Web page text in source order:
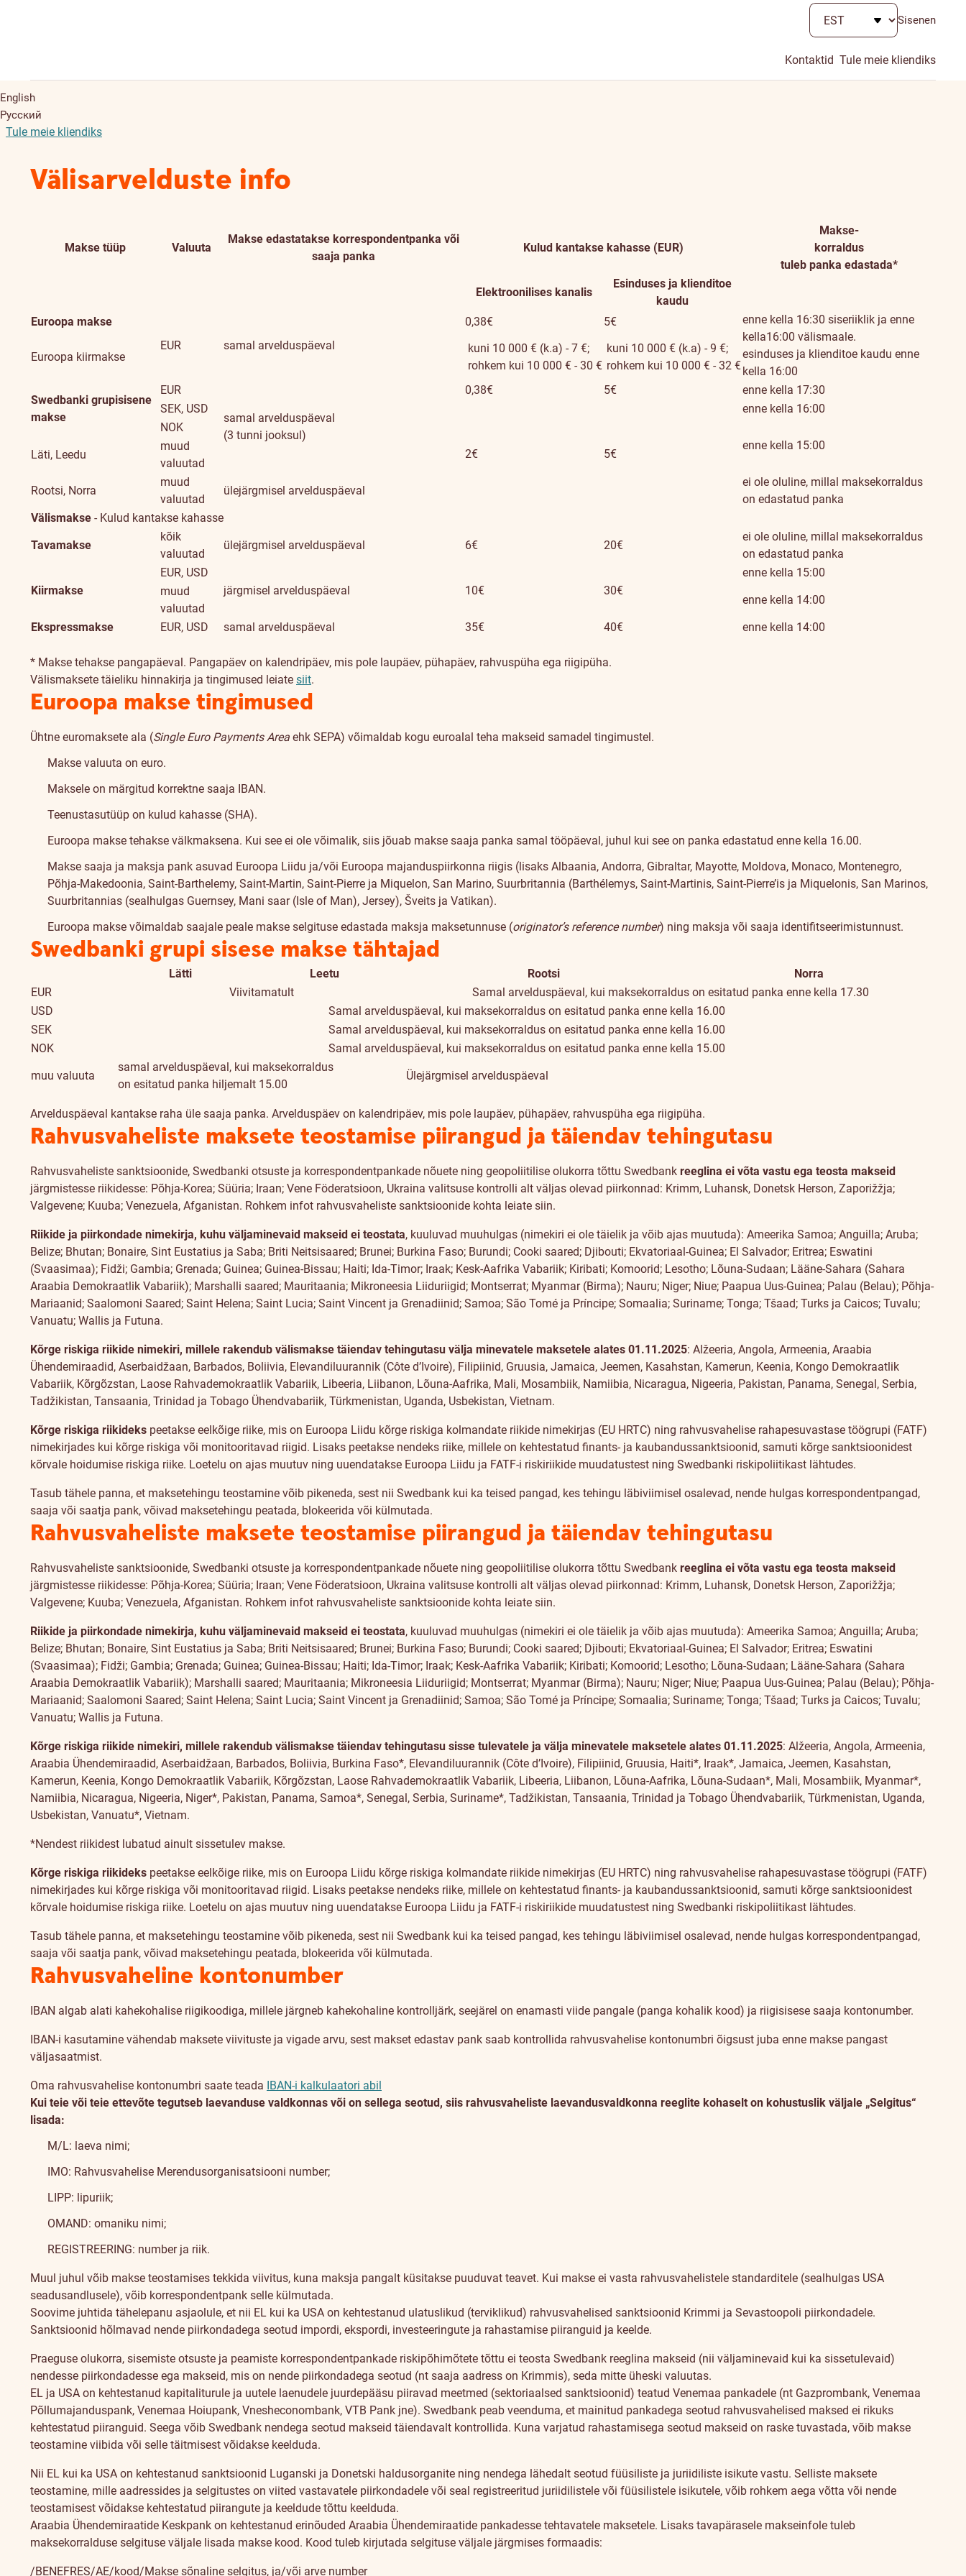
Sisenen
Kontaktid Tule meie kliendiks
English
Русский
Tule meie kliendiks
Välisarvelduste info
Makse tüüp Valuuta
Makse edastatakse korrespondentpanka või
saaja panka
Kulud kantakse kahasse (EUR)
Makse-
korraldus
tuleb panka edastada*
Elektroonilises kanalis
Esinduses ja klienditoe
kaudu
Euroopa makse
EUR
samal arvelduspäeval
0,38€ 5€
enne kella 16:30 siseriiklik ja enne
kella16:00 välismaale.
esinduses ja klienditoe kaudu enne
kella 16:00
Euroopa kiirmakse
kuni 10 000 € (k.a) - 7 €;
rohkem kui 10 000 € - 30 €
kuni 10 000 € (k.a) - 9 €;
rohkem kui 10 000 € - 32 €
Swedbanki grupisisene
makse
EUR
samal arvelduspäeval
(3 tunni jooksul)
0,38€ 5€
enne kella 17:30
SEK, USD
2€ 5€
enne kella 16:00
NOK
enne kella 15:00
Läti, Leedu
muud
valuutad
Rootsi, Norra
muud
valuutad
ülejärgmisel arvelduspäeval
ei ole oluline, millal maksekorraldus
on edastatud panka
Välismakse - Kulud kantakse kahasse
Tavamakse
kõik
valuutad
ülejärgmisel arvelduspäeval 6€ 20€
ei ole oluline, millal maksekorraldus
on edastatud panka
Kiirmakse
EUR, USD
järgmisel arvelduspäeval
10€ 30€
enne kella 15:00
muud
valuutad
enne kella 14:00
Ekspressmakse
EUR, USD samal arvelduspäeval 35€ 40€ enne kella 14:00
* Makse tehakse pangapäeval. Pangapäev on kalendripäev, mis pole laupäev, pühapäev, rahvuspüha ega riigipüha.
Välismaksete täieliku hinnakirja ja tingimused leiate siit.
Euroopa makse tingimused
Ühtne euromaksete ala (Single Euro Payments Area ehk SEPA) võimaldab kogu euroalal teha makseid samadel tingimustel.
Makse valuuta on euro.
Maksele on märgitud korrektne saaja IBAN.
Teenustasutüüp on kulud kahasse (SHA).
Euroopa makse tehakse välkmaksena. Kui see ei ole võimalik, siis jõuab makse saaja panka samal tööpäeval, juhul kui see on panka edastatud enne kella 16.00.
Makse saaja ja maksja pank asuvad Euroopa Liidu ja/või Euroopa majanduspiirkonna riigis (lisaks Albaania, Andorra, Gibraltar, Mayotte, Moldova, Monaco, Montenegro,
Põhja-Makedoonia, Saint-Barthelemy, Saint-Martin, Saint-Pierre ja Miquelon, San Marino, Suurbritannia (Barthélemys, Saint-Martinis, Saint-Pierre’is ja Miquelonis, San Marinos,
Suurbritannias (sealhulgas Guernsey, Mani saar (Isle of Man), Jersey), Šveits ja Vatikan).
Euroopa makse võimaldab saajale peale makse selgituse edastada maksja maksetunnuse (originator’s reference number) ning maksja või saaja identifitseerimistunnust.
Swedbanki grupi sisese makse tähtajad
Lätti Leetu Rootsi
Norra
EUR
Viivitamatult
Samal arvelduspäeval, kui maksekorraldus on esitatud panka enne kella 17.30
USD
Samal arvelduspäeval, kui maksekorraldus on esitatud panka enne kella 16.00
SEK
Samal arvelduspäeval, kui maksekorraldus on esitatud panka enne kella 16.00
NOK
Samal arvelduspäeval, kui maksekorraldus on esitatud panka enne kella 15.00
muu valuuta
samal arvelduspäeval, kui maksekorraldus
on esitatud panka hiljemalt 15.00
Ülejärgmisel arvelduspäeval
Arvelduspäeval kantakse raha üle saaja panka. Arvelduspäev on kalendripäev, mis pole laupäev, pühapäev, rahvuspüha ega riigipüha.
Rahvusvaheliste maksete teostamise piirangud ja täiendav tehingutasu
Rahvusvaheliste sanktsioonide, Swedbanki otsuste ja korrespondentpankade nõuete ning geopoliitilise olukorra tõttu Swedbank reeglina ei võta vastu ega teosta makseid
järgmistesse riikidesse: Põhja-Korea; Süüria; Iraan; Vene Föderatsioon, Ukraina valitsuse kontrolli alt väljas olevad piirkonnad: Krimm, Luhansk, Donetsk Herson, Zaporižžja;
Valgevene; Kuuba; Venezuela, Afganistan. Rohkem infot rahvusvaheliste sanktsioonide kohta leiate siin.
Riikide ja piirkondade nimekirja, kuhu väljaminevaid makseid ei teostata, kuuluvad muuhulgas (nimekiri ei ole täielik ja võib ajas muutuda): Ameerika Samoa; Anguilla; Aruba;
Belize; Bhutan; Bonaire, Sint Eustatius ja Saba; Briti Neitsisaared; Brunei; Burkina Faso; Burundi; Cooki saared; Djibouti; Ekvatoriaal-Guinea; El Salvador; Eritrea; Eswatini
(Svaasimaa); Fidži; Gambia; Grenada; Guinea; Guinea-Bissau; Haiti; Ida-Timor; Iraak; Kesk-Aafrika Vabariik; Kiribati; Komoorid; Lesotho; Lõuna-Sudaan; Lääne-Sahara (Sahara
Araabia Demokraatlik Vabariik); Marshalli saared; Mauritaania; Mikroneesia Liiduriigid; Montserrat; Myanmar (Birma); Nauru; Niger; Niue; Paapua Uus-Guinea; Palau (Belau); Põhja-
Mariaanid; Saalomoni Saared; Saint Helena; Saint Lucia; Saint Vincent ja Grenadiinid; Samoa; São Tomé ja Príncipe; Somaalia; Suriname; Tonga; Tšaad; Turks ja Caicos; Tuvalu;
Vanuatu; Wallis ja Futuna.
Kõrge riskiga riikide nimekiri, millele rakendub välismakse täiendav tehingutasu välja minevatele maksetele alates 01.11.2025: Alžeeria, Angola, Armeenia, Araabia
Ühendemiraadid, Aserbaidžaan, Barbados, Boliivia, Elevandiluurannik (Côte d’Ivoire), Filipiinid, Gruusia, Jamaica, Jeemen, Kasahstan, Kamerun, Keenia, Kongo Demokraatlik
Vabariik, Kõrgõzstan, Laose Rahvademokraatlik Vabariik, Libeeria, Liibanon, Lõuna-Aafrika, Mali, Mosambiik, Namiibia, Nicaragua, Nigeeria, Pakistan, Panama, Senegal, Serbia,
Tadžikistan, Tansaania, Trinidad ja Tobago Ühendvabariik, Türkmenistan, Uganda, Usbekistan, Vietnam.
Kõrge riskiga riikideks peetakse eelkõige riike, mis on Euroopa Liidu kõrge riskiga kolmandate riikide nimekirjas (EU HRTC) ning rahvusvahelise rahapesuvastase töögrupi (FATF)
nimekirjades kui kõrge riskiga või monitooritavad riigid. Lisaks peetakse nendeks riike, millele on kehtestatud finants- ja kaubandussanktsioonid, samuti kõrge sanktsioonidest
kõrvale hoidumise riskiga riike. Loetelu on ajas muutuv ning uuendatakse Euroopa Liidu ja FATF-i riskiriikide muudatustest ning Swedbanki riskipoliitikast lähtudes.
Tasub tähele panna, et maksetehingu teostamine võib pikeneda, sest nii Swedbank kui ka teised pangad, kes tehingu läbiviimisel osalevad, nende hulgas korrespondentpangad,
saaja või saatja pank, võivad maksetehingu peatada, blokeerida või külmutada.
Rahvusvaheliste maksete teostamise piirangud ja täiendav tehingutasu
Rahvusvaheliste sanktsioonide, Swedbanki otsuste ja korrespondentpankade nõuete ning geopoliitilise olukorra tõttu Swedbank reeglina ei võta vastu ega teosta makseid
järgmistesse riikidesse: Põhja-Korea; Süüria; Iraan; Vene Föderatsioon, Ukraina valitsuse kontrolli alt väljas olevad piirkonnad: Krimm, Luhansk, Donetsk Herson, Zaporižžja;
Valgevene; Kuuba; Venezuela, Afganistan. Rohkem infot rahvusvaheliste sanktsioonide kohta leiate siin.
Riikide ja piirkondade nimekirja, kuhu väljaminevaid makseid ei teostata, kuuluvad muuhulgas (nimekiri ei ole täielik ja võib ajas muutuda): Ameerika Samoa; Anguilla; Aruba;
Belize; Bhutan; Bonaire, Sint Eustatius ja Saba; Briti Neitsisaared; Brunei; Burkina Faso; Burundi; Cooki saared; Djibouti; Ekvatoriaal-Guinea; El Salvador; Eritrea; Eswatini
(Svaasimaa); Fidži; Gambia; Grenada; Guinea; Guinea-Bissau; Haiti; Ida-Timor; Iraak; Kesk-Aafrika Vabariik; Kiribati; Komoorid; Lesotho; Lõuna-Sudaan; Lääne-Sahara (Sahara
Araabia Demokraatlik Vabariik); Marshalli saared; Mauritaania; Mikroneesia Liiduriigid; Montserrat; Myanmar (Birma); Nauru; Niger; Niue; Paapua Uus-Guinea; Palau (Belau); Põhja-
Mariaanid; Saalomoni Saared; Saint Helena; Saint Lucia; Saint Vincent ja Grenadiinid; Samoa; São Tomé ja Príncipe; Somaalia; Suriname; Tonga; Tšaad; Turks ja Caicos; Tuvalu;
Vanuatu; Wallis ja Futuna.
Kõrge riskiga riikide nimekiri, millele rakendub välismakse täiendav tehingutasu sisse tulevatele ja välja minevatele maksetele alates 01.11.2025: Alžeeria, Angola, Armeenia,
Araabia Ühendemiraadid, Aserbaidžaan, Barbados, Boliivia, Burkina Faso*, Elevandiluurannik (Côte d’Ivoire), Filipiinid, Gruusia, Haiti*, Iraak*, Jamaica, Jeemen, Kasahstan,
Kamerun, Keenia, Kongo Demokraatlik Vabariik, Kõrgõzstan, Laose Rahvademokraatlik Vabariik, Libeeria, Liibanon, Lõuna-Aafrika, Lõuna-Sudaan*, Mali, Mosambiik, Myanmar*,
Namiibia, Nicaragua, Nigeeria, Niger*, Pakistan, Panama, Samoa*, Senegal, Serbia, Suriname*, Tadžikistan, Tansaania, Trinidad ja Tobago Ühendvabariik, Türkmenistan, Uganda,
Usbekistan, Vanuatu*, Vietnam.
*Nendest riikidest lubatud ainult sissetulev makse.
Kõrge riskiga riikideks peetakse eelkõige riike, mis on Euroopa Liidu kõrge riskiga kolmandate riikide nimekirjas (EU HRTC) ning rahvusvahelise rahapesuvastase töögrupi (FATF)
nimekirjades kui kõrge riskiga või monitooritavad riigid. Lisaks peetakse nendeks riike, millele on kehtestatud finants- ja kaubandussanktsioonid, samuti kõrge sanktsioonidest
kõrvale hoidumise riskiga riike. Loetelu on ajas muutuv ning uuendatakse Euroopa Liidu ja FATF-i riskiriikide muudatustest ning Swedbanki riskipoliitikast lähtudes.
Tasub tähele panna, et maksetehingu teostamine võib pikeneda, sest nii Swedbank kui ka teised pangad, kes tehingu läbiviimisel osalevad, nende hulgas korrespondentpangad,
saaja või saatja pank, võivad maksetehingu peatada, blokeerida või külmutada.
Rahvusvaheline kontonumber
IBAN algab alati kahekohalise riigikoodiga, millele järgneb kahekohaline kontrolljärk, seejärel on enamasti viide pangale (panga kohalik kood) ja riigisisese saaja kontonumber.
IBAN-i kasutamine vähendab maksete viivituste ja vigade arvu, sest makset edastav pank saab kontrollida rahvusvahelise kontonumbri õigsust juba enne makse pangast
väljasaatmist.
Oma rahvusvahelise kontonumbri saate teada IBAN-i kalkulaatori abil
Kui teie või teie ettevõte tegutseb laevanduse valdkonnas või on sellega seotud, siis rahvusvaheliste laevandusvaldkonna reeglite kohaselt on kohustuslik väljale „Selgitus“
lisada:
M/L: laeva nimi;
IMO: Rahvusvahelise Merendusorganisatsiooni number;
LIPP: lipuriik;
OMAND: omaniku nimi;
REGISTREERING: number ja riik.
Muul juhul võib makse teostamises tekkida viivitus, kuna maksja pangalt küsitakse puuduvat teavet. Kui makse ei vasta rahvusvahelistele standarditele (sealhulgas USA
seadusandlusele), võib korrespondentpank selle külmutada.
Soovime juhtida tähelepanu asjaolule, et nii EL kui ka USA on kehtestanud ulatuslikud (terviklikud) rahvusvahelised sanktsioonid Krimmi ja Sevastoopoli piirkondadele.
Sanktsioonid hõlmavad nende piirkondadega seotud impordi, ekspordi, investeeringute ja rahastamise piiranguid ja keelde.
Praeguse olukorra, sisemiste otsuste ja peamiste korrespondentpankade riskipõhimõtete tõttu ei teosta Swedbank reeglina makseid (nii väljaminevaid kui ka sissetulevaid)
nendesse piirkondadesse ega makseid, mis on nende piirkondadega seotud (nt saaja aadress on Krimmis), seda mitte üheski valuutas.
EL ja USA on kehtestanud kapitaliturule ja uutele laenudele juurdepääsu piiravad meetmed (sektoriaalsed sanktsioonid) teatud Venemaa pankadele (nt Gazprombank, Venemaa
Põllumajanduspank, Venemaa Hoiupank, Vnesheconombank, VTB Pank jne). Swedbank peab veenduma, et mainitud pankadega seotud rahvusvahelised maksed ei rikuks
kehtestatud piiranguid. Seega võib Swedbank nendega seotud makseid täiendavalt kontrollida. Kuna varjatud rahastamisega seotud makseid on raske tuvastada, võib makse
teostamine viibida või selle täitmisest võidakse keelduda.
Nii EL kui ka USA on kehtestanud sanktsioonid Luganski ja Donetski haldusorganite ning nendega lähedalt seotud füüsiliste ja juriidiliste isikute vastu. Selliste maksete
teostamine, mille aadressides ja selgitustes on viited vastavatele piirkondadele või seal registreeritud juriidilistele või füüsilistele isikutele, võib rohkem aega võtta või nende
teostamisest võidakse kehtestatud piirangute ja keeldude tõttu keelduda.
Araabia Ühendemiraatide Keskpank on kehtestanud erinõuded Araabia Ühendemiraatide pankadesse tehtavatele maksetele. Lisaks tavapärasele makseinfole tuleb
maksekorralduse selgituse väljale lisada makse kood. Kood tuleb kirjutada selgituse väljale järgmises formaadis:
/BENEFRES/AE/kood/Makse sõnaline selgitus, ja/või arve number